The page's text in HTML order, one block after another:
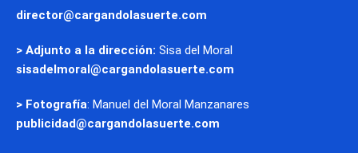
director@cargandolasuerte.com
> Adjunto a la dirección: Sisa del Moral
sisadelmoral@cargandolasuerte.com
> Fotografía: Manuel del Moral Manzanares
publicidad@cargandolasuerte.com